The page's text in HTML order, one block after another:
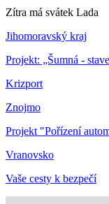
Zítra má svátek Lada
Jihomoravský kraj
Projekt: „Šumná -
Krizport
Znojmo
Projekt "Pořízení
Vranovsko
Vaše cesty k bezpečí